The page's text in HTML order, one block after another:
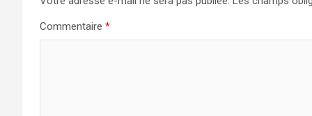
Commentaire *